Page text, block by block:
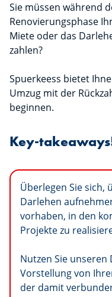
Sie müssen während
Renovierungsphase
Miete oder das
zahlen?
Spuerkeess bietet
Umzug mit der
beginnen.
Key-
Überlegen Sie sich,
Darlehen
vorhaben, in den
Projekte zu
Nutzen Sie
Vorstellung von
der damit